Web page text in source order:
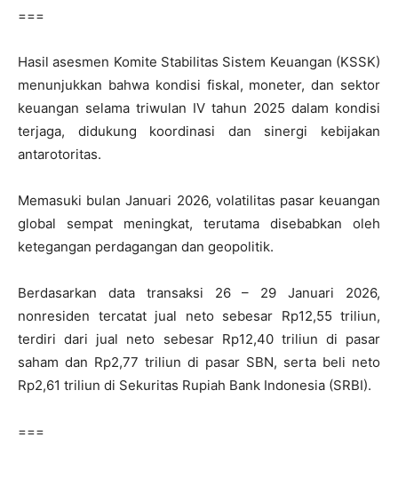
===
Hasil asesmen Komite Stabilitas Sistem Keuangan (KSSK)
menunjukkan bahwa kondisi fiskal, moneter, dan sektor
keuangan selama triwulan IV tahun 2025 dalam kondisi
terjaga, didukung koordinasi dan sinergi kebijakan
antarotoritas.
Memasuki bulan Januari 2026, volatilitas pasar keuangan
global sempat meningkat, terutama disebabkan oleh
ketegangan perdagangan dan geopolitik.
Berdasarkan data transaksi 26 – 29 Januari 2026,
nonresiden tercatat jual neto sebesar Rp12,55 triliun,
terdiri dari jual neto sebesar Rp12,40 triliun di pasar
saham dan Rp2,77 triliun di pasar SBN, serta beli neto
Rp2,61 triliun di Sekuritas Rupiah Bank Indonesia (SRBI).
===